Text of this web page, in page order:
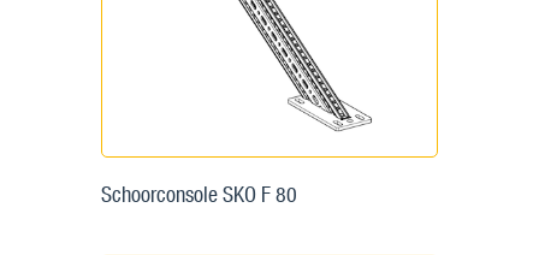
Schoorconsole SKO F 80